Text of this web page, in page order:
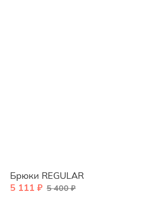
Брюки REGULAR
5 111 ₽ 5 400 ₽